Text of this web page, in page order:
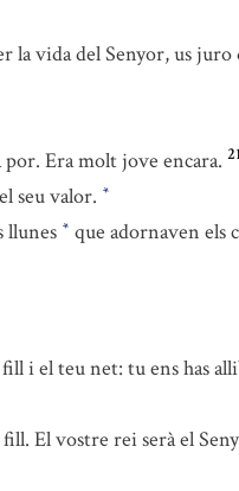
la vida del Senyor, us juro
por. Era molt jove encara.
seu valor. *
llunes * que adornaven els
i el teu net: tu ens has
El vostre rei serà el